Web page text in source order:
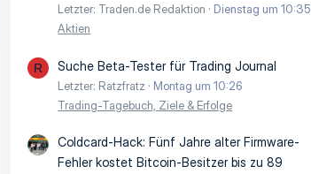
Letzter: Traden.de Redaktion
Dienstag um 10:35
Aktien
R Suche Beta-Tester für Trading Journal
Letzter: Ratzfratz
Montag um 10:26
Trading-Tagebuch, Ziele & Erfolge
Coldcard-Hack: Fünf Jahre alter Firmware-
Fehler kostet Bitcoin-Besitzer bis zu 89